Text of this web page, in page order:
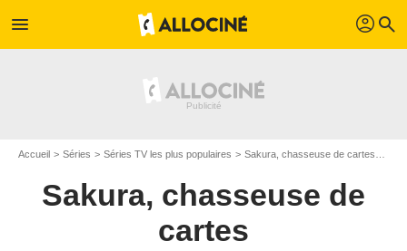
menu profil search
Accueil Séries Séries TV les plus populaires Sakura, chasseuse de cartes
Sakura, chasseuse de
cartes